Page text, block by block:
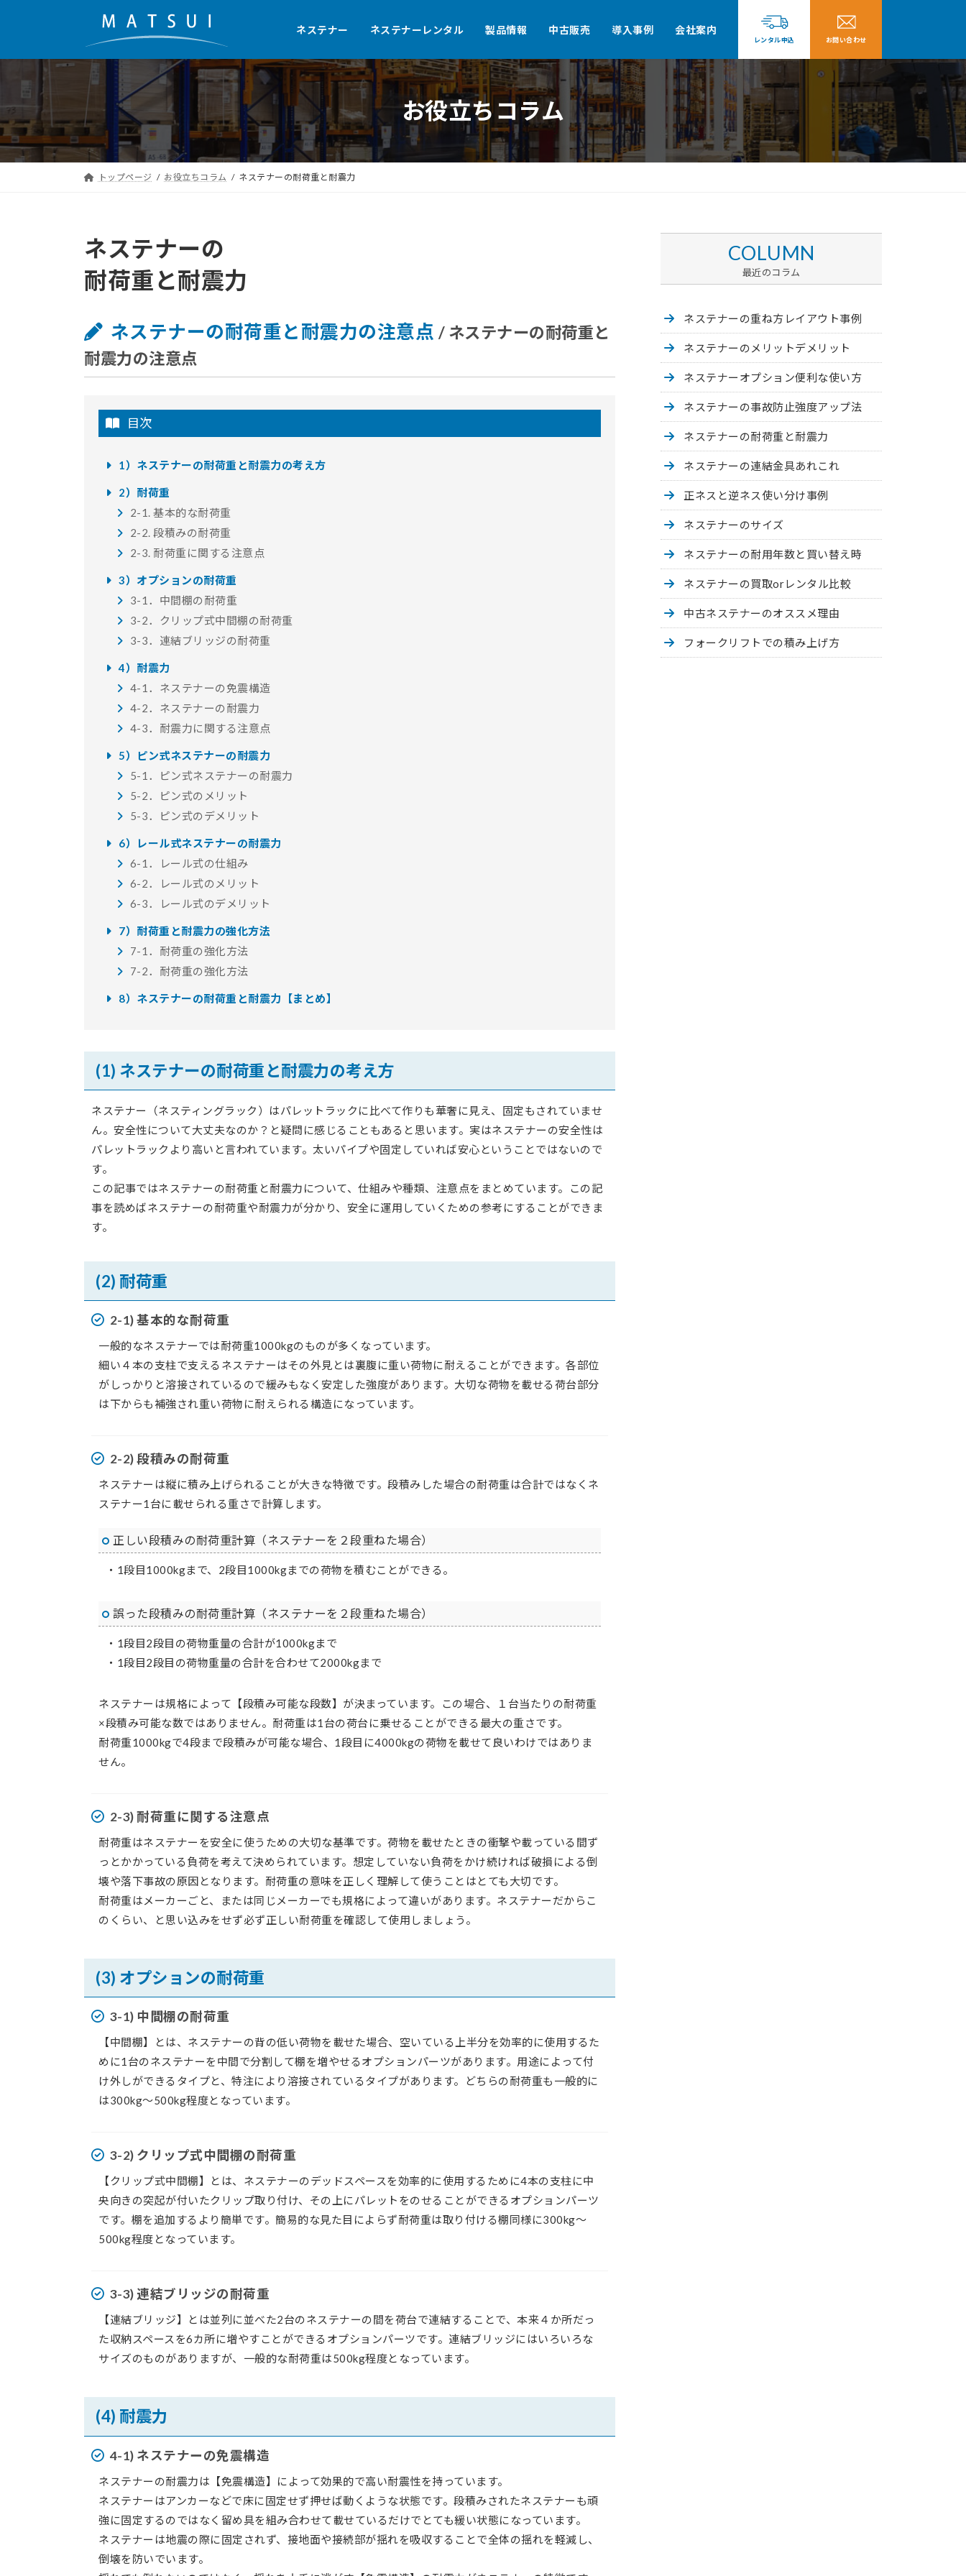
へ
ス
キ
ョ
ン
に
ネステナー ネステナーレンタル 製品情報 中古販売 導入事例 会社案内
レンタル申込 お問い合わせ
お役立ちコラム
トップページ お役立ちコラム ネステナーの耐荷重と耐震力
ネステナーの
耐荷重と耐震力
ネステナーの耐荷重と耐震力の注意点 / ネステナーの耐荷重と
耐震力の注意点
目次
1）ネステナーの耐荷重と耐震力の考え方
2）耐荷重
2-1. 基本的な耐荷重
2-2. 段積みの耐荷重
2-3. 耐荷重に関する注意点
3）オプションの耐荷重
3-1．中間棚の耐荷重
3-2．クリップ式中間棚の耐荷重
3-3．連結ブリッジの耐荷重
4）耐震力
4-1．ネステナーの免震構造
4-2．ネステナーの耐震力
4-3．耐震力に関する注意点
5）ピン式ネステナーの耐震力
5-1．ピン式ネステナーの耐震力
5-2．ピン式のメリット
5-3．ピン式のデメリット
6）レール式ネステナーの耐震力
6-1．レール式の仕組み
6-2．レール式のメリット
6-3．レール式のデメリット
7）耐荷重と耐震力の強化方法
7-1．耐荷重の強化方法
7-2．耐荷重の強化方法
8）ネステナーの耐荷重と耐震力【まとめ】
(1) ネステナーの耐荷重と耐震力の考え方
ネステナー（ネスティングラック）はパレットラックに比べて作りも華奢に見え、固定もされていませ
ん。安全性について大丈夫なのか？と疑問に感じることもあると思います。実はネステナーの安全性は
パレットラックより高いと言われています。太いパイプや固定していれば安心ということではないので
す。
この記事ではネステナーの耐荷重と耐震力について、仕組みや種類、注意点をまとめています。この記
事を読めばネステナーの耐荷重や耐震力が分かり、安全に運用していくための参考にすることができま
す。
(2) 耐荷重
2-1) 基本的な耐荷重
一般的なネステナーでは耐荷重1000kgのものが多くなっています。
細い４本の支柱で支えるネステナーはその外見とは裏腹に重い荷物に耐えることができます。各部位
がしっかりと溶接されているので緩みもなく安定した強度があります。大切な荷物を載せる荷台部分
は下からも補強され重い荷物に耐えられる構造になっています。
2-2) 段積みの耐荷重
ネステナーは縦に積み上げられることが大きな特徴です。段積みした場合の耐荷重は合計ではなくネ
ステナー1台に載せられる重さで計算します。
正しい段積みの耐荷重計算 （ネステナーを２段重ねた場合）
・1段目1000kgまで、2段目1000kgまでの荷物を積むことができる。
誤った段積みの耐荷重計算 （ネステナーを２段重ねた場合）
・1段目2段目の荷物重量の合計が1000kgまで
・1段目2段目の荷物重量の合計を合わせて2000kgまで
ネステナーは規格によって【段積み可能な段数】が決まっています。この場合、１台当たりの耐荷重
×段積み可能な数ではありません。耐荷重は1台の荷台に乗せることができる最大の重さです。
耐荷重1000kgで4段まで段積みが可能な場合、1段目に4000kgの荷物を載せて良いわけではありま
せん。
2-3) 耐荷重に関する注意点
耐荷重はネステナーを安全に使うための大切な基準です。荷物を載せたときの衝撃や載っている間ず
っとかかっている負荷を考えて決められています。想定していない負荷をかけ続ければ破損による倒
壊や落下事故の原因となります。耐荷重の意味を正しく理解して使うことはとても大切です。
耐荷重はメーカーごと、または同じメーカーでも規格によって違いがあります。ネステナーだからこ
のくらい、と思い込みをせず必ず正しい耐荷重を確認して使用しましょう。
(3) オプションの耐荷重
3-1) 中間棚の耐荷重
【中間棚】とは、ネステナーの背の低い荷物を載せた場合、空いている上半分を効率的に使用するた
めに1台のネステナーを中間で分割して棚を増やせるオプションパーツがあります。用途によって付
け外しができるタイプと、特注により溶接されているタイプがあります。どちらの耐荷重も一般的に
は300kg～500kg程度となっています。
3-2) クリップ式中間棚の耐荷重
【クリップ式中間棚】とは、ネステナーのデッドスペースを効率的に使用するために4本の支柱に中
央向きの突起が付いたクリップ取り付け、その上にパレットをのせることができるオプションパーツ
です。棚を追加するより簡単です。簡易的な見た目によらず耐荷重は取り付ける棚同様に300kg～
500kg程度となっています。
3-3) 連結ブリッジの耐荷重
【連結ブリッジ】とは並列に並べた2台のネステナーの間を荷台で連結することで、本来４か所だっ
た収納スペースを6カ所に増やすことができるオプションパーツです。連結ブリッジにはいろいろな
サイズのものがありますが、一般的な耐荷重は500kg程度となっています。
(4) 耐震力
4-1) ネステナーの免震構造
ネステナーの耐震力は【免震構造】によって効果的で高い耐震性を持っています。
ネステナーはアンカーなどで床に固定せず押せば動くような状態です。段積みされたネステナーも頑
強に固定するのではなく留め具を組み合わせて載せているだけでとても緩い状態になっています。
ネステナーは地震の際に固定されず、接地面や接続部が揺れを吸収することで全体の揺れを軽減し、
倒壊を防いでいます。
COLUMN
最近のコラム
ネステナーの重ね方 レイアウト事例
ネステナーの メリットデメリット
ネステナーオプション便利な使い方
ネステナーの事故防止強度アップ法
ネステナーの耐荷重と耐震力
ネステナーの連結金具あれこれ
正ネスと逆ネス使い分け事例
ネステナーのサイズ
ネステナーの耐用年数と 買い替え時
ネステナーの買取orレンタル比較
中古ネステナーのオススメ理由
フォークリフトでの積み上げ方